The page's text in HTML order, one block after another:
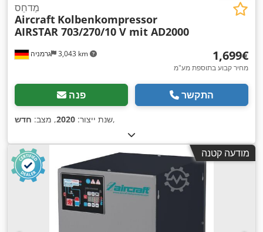
גרמניה 3,043 km
מַדחֵס
Aircraft Kolbenkompressor
AIRSTAR 703/270/10 V mit AD2000
‏1,699 ‏€
מחיר קבוע בתוספת מע"מ
פנה התקשר
שנת ייצור: 2020, מצב: חדש ,
מודעה קטנה